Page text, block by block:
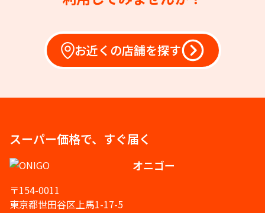
お近くの店舗を探す
スーパー価格で、すぐ届く
オニゴー
〒154-0011
東京都世田谷区上馬1-17-5